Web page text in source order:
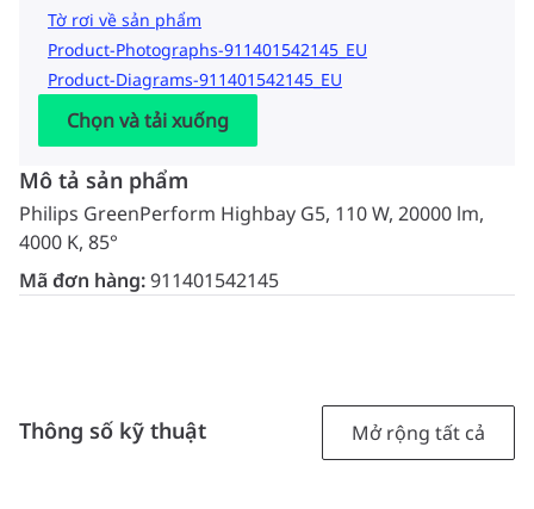
Tờ rơi về sản phẩm
Product-Photographs-911401542145_EU
Product-Diagrams-911401542145_EU
Chọn và tải xuống
Mô tả sản phẩm
Philips GreenPerform Highbay G5, 110 W, 20000 lm,
4000 K, 85°
Mã đơn hàng:911401542145
Thông số kỹ thuật Mở rộng tất cả